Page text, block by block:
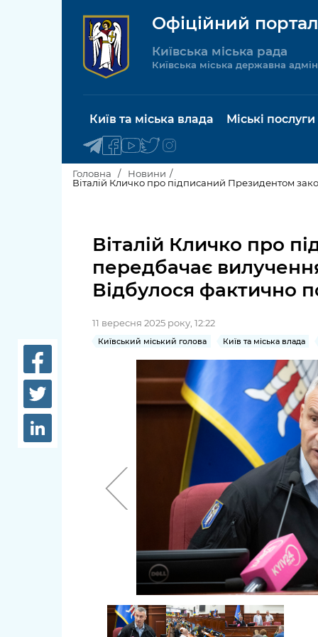
Офіційний
Київська міська рада
Київська міська державна
Київ та міська влада
Київська міська рада
Про Київ
Структура
Рішення та розпорядження
Проєкти розпоряджень, що
перебувають на погодженні
Міські послуги
Пільги,
Освіта та
заклади
Дороги,
парковки
Головна
Новини
Віталій Кличко про
передбачає
Відбулося фактично
11 вересня 2025 року, 12:22
Київський міський голова Київ та міська влада